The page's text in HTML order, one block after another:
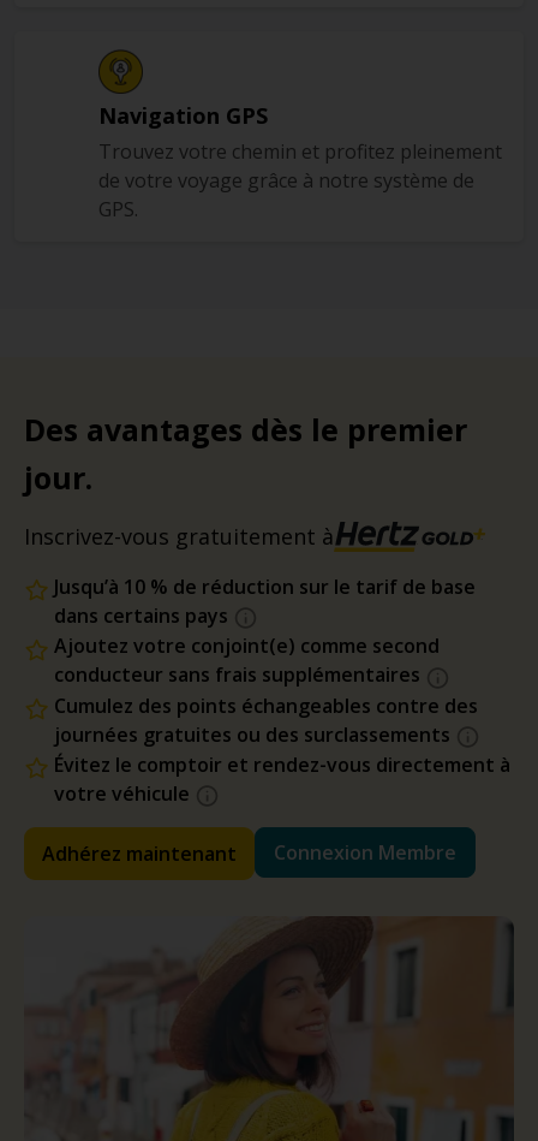
Navigation GPS
Trouvez votre chemin et profitez pleinement
de votre voyage grâce à notre système de
GPS.
Des avantages dès le premier
jour.
Inscrivez-vous gratuitement à
Jusqu’à 10 % de réduction sur le tarif de base
dans certains pays
Ajoutez votre conjoint(e) comme second
conducteur sans frais supplémentaires
Cumulez des points échangeables contre des
journées gratuites ou des surclassements
Évitez le comptoir et rendez-vous directement à
votre véhicule
Adhérez maintenant Connexion Membre